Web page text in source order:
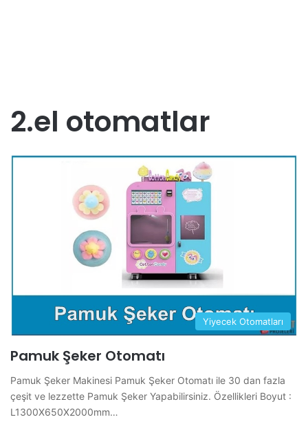
2.el otomatlar
Yiyecek Otomatları
Pamuk Şeker Otomatı
Pamuk Şeker Makinesi Pamuk Şeker Otomatı ile 30 dan fazla
çeşit ve lezzette Pamuk Şeker Yapabilirsiniz. Özellikleri Boyut :
L1300X650X2000mm…